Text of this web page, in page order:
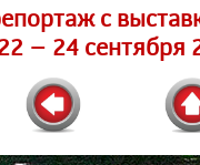
c
– 24 сентября